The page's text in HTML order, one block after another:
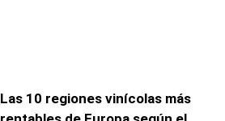
Las 10 regiones vinícolas más